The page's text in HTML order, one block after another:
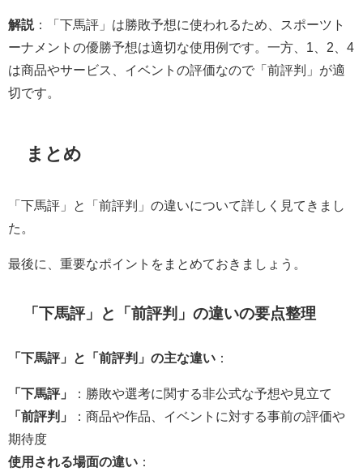
解説 ：「下馬評」は勝敗予想に使われるため、スポーツト
ーナメントの優勝予想は適切な使用例です。一方、1、2、4
は商品やサービス、イベントの評価なので「前評判」が適
切です。
まとめ
「下馬評」と「前評判」の違いについて詳しく見てきまし
た。
最後に、重要なポイントをまとめておきましょう。
「下馬評」と「前評判」の違いの要点整理
「下馬評」と「前評判」の主な違い ：
「下馬評」
：勝敗や選考に関する非公式な予想や見立て
「前評判」
：商品や作品、イベントに対する事前の評価や
期待度
使用される場面の違い ：